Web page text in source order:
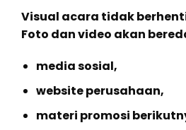
Visual acara tidak
Foto dan video akan
media sosial,
website perusahaan,
materi promosi